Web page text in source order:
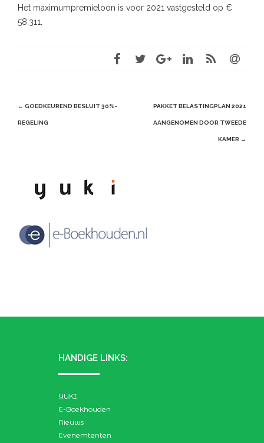
Het maximumpremieloon is voor 2021 vastgesteld op €
58.311.
Post
navigation
← GOEDKEUREND BESLUIT 30%-
REGELING
PAKKET BELASTINGPLAN 2021
AANGENOMEN DOOR TWEEDE
KAMER →
HANDIGE LINKS:
YUKI
E-Boekhouden
Nieuws
Evenemtenten